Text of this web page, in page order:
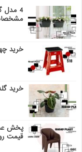
4
خرید
خرید
قیمت